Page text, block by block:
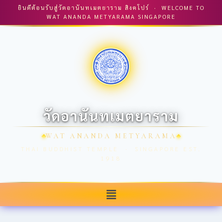
ยินดีต้อนรับสู่วัดอานันทเมตยาราม สิงคโปร์ · WELCOME TO
WAT ANANDA METYARAMA SINGAPORE
วัดอานันทเมตยาราม
WAT ANANDA METYARAMA
THAI BUDDHIST TEMPLE · SINGAPORE EST.
1918